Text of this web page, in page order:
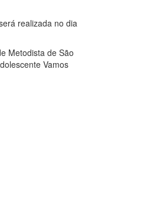
realizada no dia
Metodista de São
Vamos